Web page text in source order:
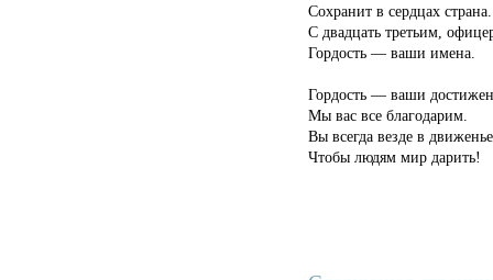
Сохранит в сердцах страна.
С двадцать третьим,
Гордость — ваши имена.
Гордость — ваши
Мы вас все благодарим.
Вы всегда везде в движенье,
Чтобы людям мир дарить!